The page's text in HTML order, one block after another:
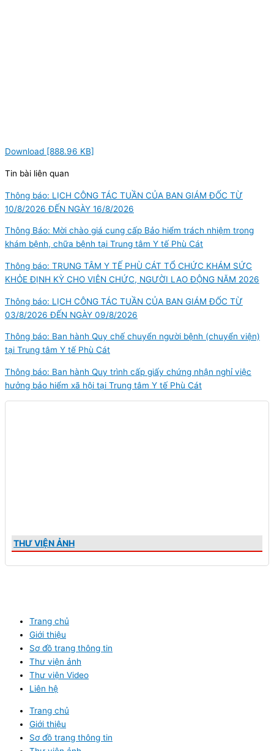
Download [888.96 KB]
Tin bài liên quan
Thông báo: LỊCH CÔNG TÁC TUẦN CỦA BAN GIÁM ĐỐC TỪ
10/8/2026 ĐẾN NGÀY 16/8/2026
Thông Báo: Mời chào giá cung cấp Bảo hiểm trách nhiệm trong
khám bệnh, chữa bệnh tại Trung tâm Y tế Phù Cát
Thông báo: TRUNG TÂM Y TẾ PHÙ CÁT TỔ CHỨC KHÁM SỨC
KHỎE ĐỊNH KỲ CHO VIÊN CHỨC, NGƯỜI LAO ĐỘNG NĂM 2026
Thông báo: LỊCH CÔNG TÁC TUẦN CỦA BAN GIÁM ĐỐC TỪ
03/8/2026 ĐẾN NGÀY 09/8/2026
Thông báo: Ban hành Quy chế chuyển người bệnh (chuyển viện)
tại Trung tâm Y tế Phù Cát
Thông báo: Ban hành Quy trình cấp giấy chứng nhận nghỉ việc
hưởng bảo hiểm xã hội tại Trung tâm Y tế Phù Cát
THƯ VIỆN ẢNH
Trang chủ
Giới thiệu
Sơ đồ trang thông tin
Thư viện ảnh
Thư viện Video
Liên hệ
Trang chủ
Giới thiệu
Sơ đồ trang thông tin